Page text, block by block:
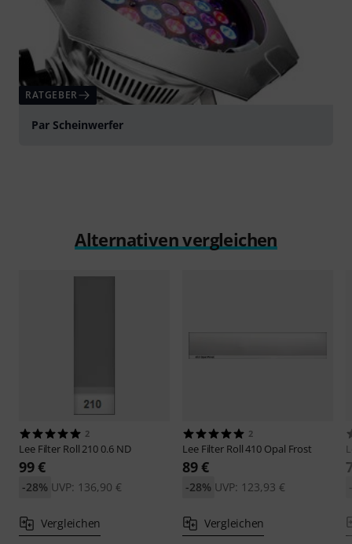
RATGEBER
Par Scheinwerfer
Alternativen vergleichen
2
Lee Filter Roll 210 0.6 ND
99 €
UVP: 136,90 €
-28%
Vergleichen
2
Lee Filter Roll 410 Opal Frost
89 €
UVP: 123,93 €
-28%
Vergleichen